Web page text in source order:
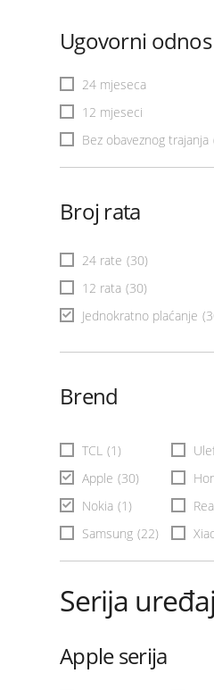
Ugovorni odnos
24 mjeseca
12 mjeseci
Bez obaveznog trajanja
Broj rata
24 rate (30)
12 rata (30)
Jednokratno plaćanje
Brend
TCL (1)
Apple (30)
Nokia (1)
Samsung (22)
Serija
Apple serija